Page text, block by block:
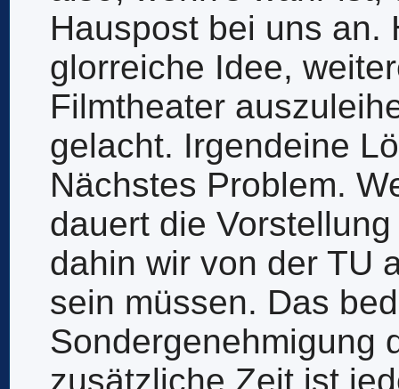
Hauspost bei uns an.
glorreiche Idee,
Filmtheater
gelacht. Irgendeine
Nächstes Problem.
dauert die
dahin wir von der TU
sein müssen. Das
Sondergenehmigung
zusätzliche Zeit ist